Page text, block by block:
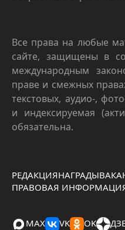
Все права на любые
сайте, защищены в
международным
праве и смежных
текстовых, аудио-,
и индексируемая
обязательна.
РЕДАКЦИЯНАГРАДЫ
ПРАВОВАЯ
MAX VK OK